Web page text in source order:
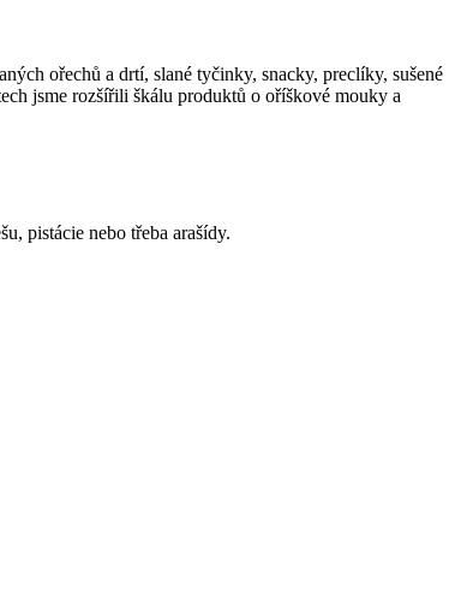
ořechů a drtí, slané tyčinky, snacky, preclíky, sušené
jsme rozšířili škálu produktů o oříškové mouky a
pistácie nebo třeba arašídy.